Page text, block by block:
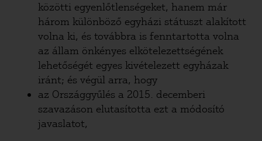
közötti egyenlőtlenségeket, hanem már
három különböző egyházi státuszt alakított
volna ki, és továbbra is fenntartotta volna
az állam önkényes elkötelezettségének
lehetőségét egyes kivételezett egyházak
iránt; és végül arra, hogy
az Országgyűlés a 2015. decemberi
szavazáson elutasította ezt a módosító
javaslatot,